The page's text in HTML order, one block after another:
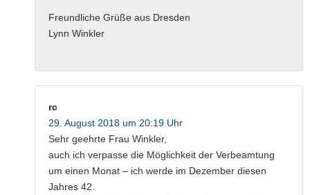
Freundliche Grüße aus Dresden
Lynn Winkler
rc
29. August 2018 um 20:19 Uhr
Sehr geehrte Frau Winkler,
auch ich verpasse die Möglichkeit der Verbeamtung
um einen Monat – ich werde im Dezember diesen
Jahres 42.